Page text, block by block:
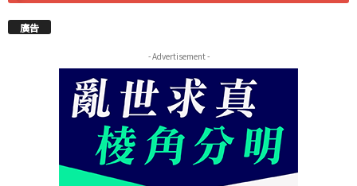
廣告
- Advertisement -